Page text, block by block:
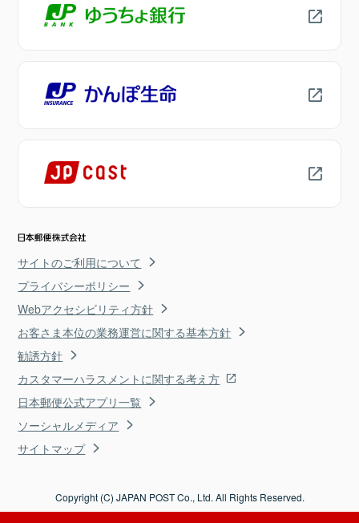
サイトのご利用について
プライバシーポリシー
Webアクセシビリティ方針
お客さま本位の業務運営に関する基本方針
勧誘方針
カスタマーハラスメントに関する考え方
日本郵便公式アプリ一覧
ソーシャルメディア
サイトマップ
Copyright (C) JAPAN POST Co., Ltd. All Rights Reserved.